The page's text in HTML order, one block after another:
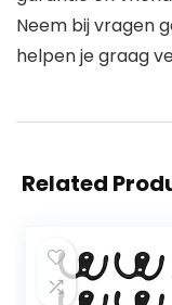
Neem bij vragen
helpen je graag
Related